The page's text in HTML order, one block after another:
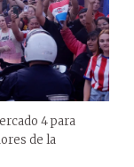
4 para
de la